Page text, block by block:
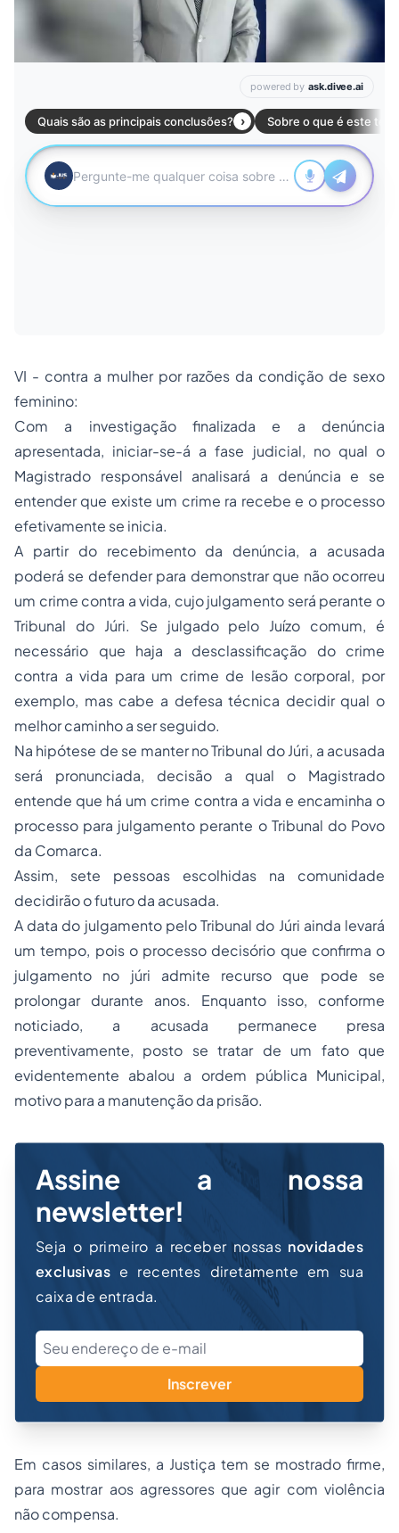
VI - contra a mulher por razões da condição de sexo
feminino:
Com a investigação finalizada e a denúncia
apresentada, iniciar-se-á a fase judicial, no qual o
Magistrado responsável analisará a denúncia e se
entender que existe um crime ra recebe e o processo
efetivamente se inicia.
A partir do recebimento da denúncia, a acusada
poderá se defender para demonstrar que não ocorreu
um crime contra a vida, cujo julgamento será perante o
Tribunal do Júri. Se julgado pelo Juízo comum, é
necessário que haja a desclassificação do crime
contra a vida para um crime de lesão corporal, por
exemplo, mas cabe a defesa técnica decidir qual o
melhor caminho a ser seguido.
Na hipótese de se manter no Tribunal do Júri, a acusada
será pronunciada, decisão a qual o Magistrado
entende que há um crime contra a vida e encaminha o
processo para julgamento perante o Tribunal do Povo
da Comarca.
Assim, sete pessoas escolhidas na comunidade
decidirão o futuro da acusada.
A data do julgamento pelo Tribunal do Júri ainda levará
um tempo, pois o processo decisório que confirma o
julgamento no júri admite recurso que pode se
prolongar durante anos. Enquanto isso, conforme
noticiado, a acusada permanece presa
preventivamente, posto se tratar de um fato que
evidentemente abalou a ordem pública Municipal,
motivo para a manutenção da prisão.
Assine a nossa
newsletter!
Seja o primeiro a receber nossas novidades
exclusivas e recentes diretamente em sua
caixa de entrada.
Inscrever
Em casos similares, a Justiça tem se mostrado firme,
para mostrar aos agressores que agir com violência
não compensa.